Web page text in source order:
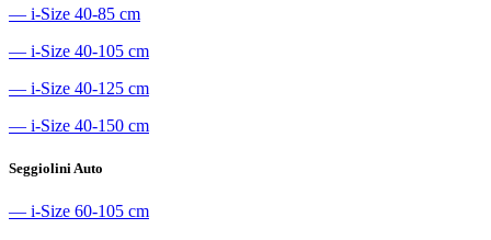
― i-Size 40-85 cm
― i-Size 40-105 cm
― i-Size 40-125 cm
― i-Size 40-150 cm
Seggiolini Auto
― i-Size 60-105 cm